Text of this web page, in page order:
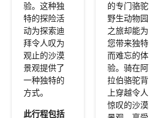
验。这种独
特的探险活
动为探索迪
拜令人叹为
观止的沙漠
景观提供了
一种独特的
方式。
此行程包括
的专门骆驼
野生动物园
之旅却能为
您带来独特
而难忘的体
验。骑在阿
拉伯骆驼背
上穿越令人
惊叹的沙漠